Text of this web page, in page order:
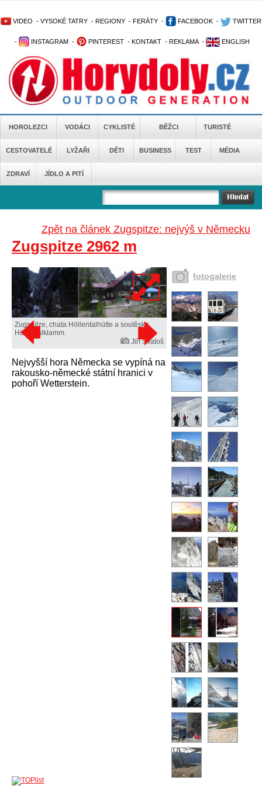
VIDEO - VYSOKÉ TATRY - REGIONY - FERÁTY - FACEBOOK - TWITTER
- INSTAGRAM - PINTEREST - KONTAKT - REKLAMA - ENGLISH
HOROLEZCI VODÁCI CYKLISTÉ BĚŽCI TURISTÉ
CESTOVATELÉ LYŽAŘI DĚTI BUSINESS TEST MÉDIA
ZDRAVÍ JÍDLO A PITÍ
Zpět na článek Zugspitze: nejvýš v Německu
Zugspitze 2962 m
Zugspitze, chata Höllentalhütte a soutěska
Höllentalklamm.
Jiří Svatoš
Nejvyšší hora Německa se vypíná na
rakousko-německé státní hranici v
pohoří Wetterstein.
fotogalerie